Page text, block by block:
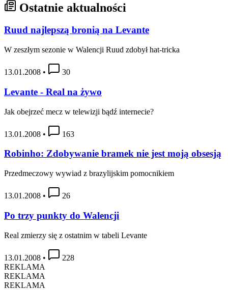
Ostatnie aktualności
Ruud najlepszą bronią na Levante
W zeszłym sezonie w Walencji Ruud zdobył hat-tricka
13.01.2008 • 30
Levante - Real na żywo
Jak obejrzeć mecz w telewizji bądź internecie?
13.01.2008 • 163
Robinho: Zdobywanie bramek nie jest moją obsesją
Przedmeczowy wywiad z brazylijskim pomocnikiem
13.01.2008 • 26
Po trzy punkty do Walencji
Real zmierzy się z ostatnim w tabeli Levante
13.01.2008 •
228
REKLAMA
REKLAMA
REKLAMA